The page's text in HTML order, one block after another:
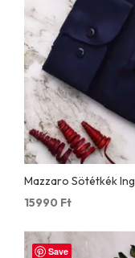
Mazzaro Sötétkék Ing
15990 Ft
Save